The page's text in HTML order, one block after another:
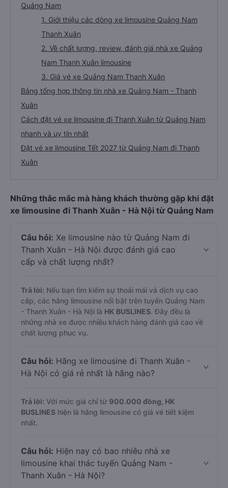
Quảng Nam
1. Giới thiệu các dòng xe limousine Quảng Nam
Thanh Xuân
2. Về chất lượng, review, đánh giá nhà xe Quảng
Nam Thanh Xuân limousine
3. Giá vé xe Quảng Nam Thanh Xuân
Bảng tổng hợp thông tin nhà xe Quảng Nam - Thanh
Xuân
Cách đặt vé xe limousine đi Thanh Xuân từ Quảng Nam
nhanh và uy tín nhất
Đặt vé xe limousine Tết 2027 từ Quảng Nam đi Thanh
Xuân
Những thắc mắc mà hàng khách thường gặp khi đặt
xe limousine đi Thanh Xuân - Hà Nội từ Quảng Nam
Câu hỏi: Xe limousine nào từ Quảng Nam đi
Thanh Xuân - Hà Nội được đánh giá cao
cấp và chất lượng nhất?
Trả lời: Nếu bạn tìm kiếm sự thoải mái và dịch vụ cao
cấp, các hãng limousine nổi bật trên tuyến Quảng Nam
- Thanh Xuân - Hà Nội là HK BUSLINES. Đây đều là
những nhà xe được nhiều khách hàng đánh giá cao về
chất lượng phục vụ.
Câu hỏi: Hãng xe limousine đi Thanh Xuân -
Hà Nội có giá rẻ nhất là hãng nào?
Trả lời: Với mức giá chỉ từ 900.000 đồng, HK
BUSLINES hiện là hãng limousine có giá vé tiết kiệm
nhất.
Câu hỏi: Hiện nay có bao nhiêu nhà xe
limousine khai thác tuyến Quảng Nam -
Thanh Xuân - Hà Nội?